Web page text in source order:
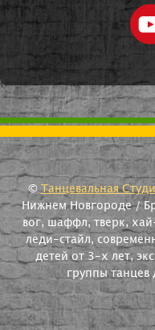
©Танцевальная
Нижнем Новгороде /
вог, шаффл, тверк,
леди-стайл,
детей от 3-х лет,
группы